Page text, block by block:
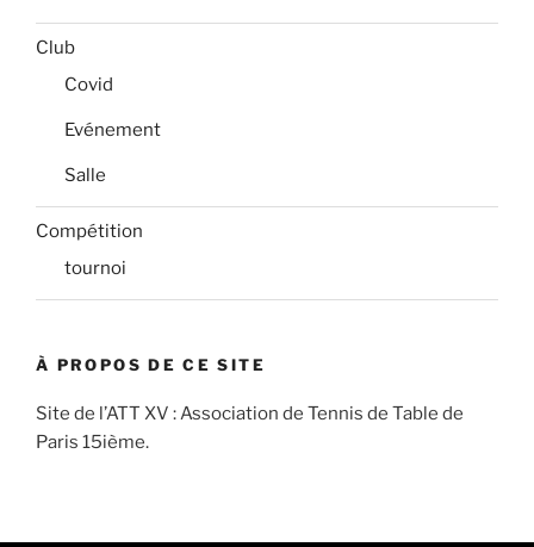
Club
Covid
Evénement
Salle
Compétition
tournoi
À PROPOS DE CE SITE
Site de l’ATT XV : Association de Tennis de Table de
Paris 15ième.